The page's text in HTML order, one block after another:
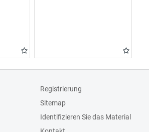
Registrierung
Sitemap
Identifizieren Sie das Material